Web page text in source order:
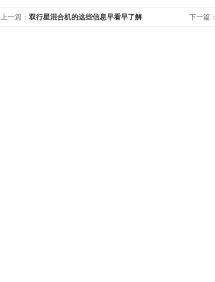
上一篇： 双行星混合机的这些信息早看早了解 下一篇：